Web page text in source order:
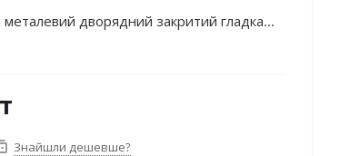
дворядний закритий гладка...
Знайшли дешевше?